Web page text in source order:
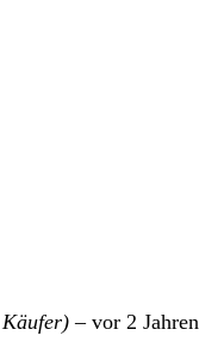
– vor 2 Jahren